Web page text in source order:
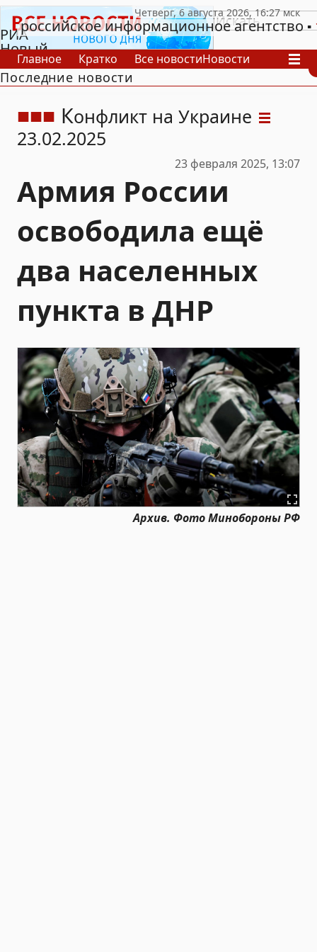
РИА
Новый
День
российское информационное агентство
Главное Кратко Все новостиНовости
В России
В мире
Последние новости
Конфликт на Украине
23.02.2025
23 февраля 2025, 13:07
Армия России
освободила ещё
два населенных
пункта в ДНР
Архив. Фото Минобороны РФ